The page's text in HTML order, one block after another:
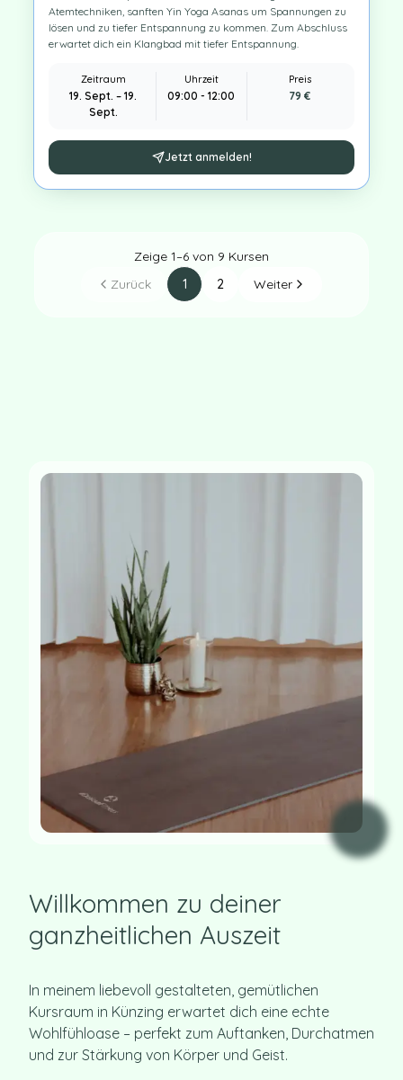
Atemtechniken, sanften Yin Yoga Asanas um Spannungen zu
lösen und zu tiefer Entspannung zu kommen. Zum Abschluss
erwartet dich ein Klangbad mit tiefer Entspannung.
Zeitraum
19. Sept. –19.
Sept.
Uhrzeit
09:00 - 12:00
Preis
79 €
Jetzt anmelden!
Zeige 1–6 von 9 Kursen
Zurück
1 2 Weiter
Willkommen zu deiner
ganzheitlichen Auszeit
In meinem liebevoll gestalteten, gemütlichen
Kursraum in Künzing erwartet dich eine echte
Wohlfühloase – perfekt zum Auftanken, Durchatmen
und zur Stärkung von Körper und Geist.